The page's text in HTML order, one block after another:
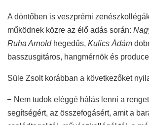
A döntőben is veszprémi
működnek közre az élő adás során:
Ruha Arnoldhegedűs, Kulics Ádám
basszusgitáros, hangmérnök és
Süle Zsolt korábban a következőket
– Nem tudok eléggé hálás lenni a
segítségért, az összefogásért, amit a